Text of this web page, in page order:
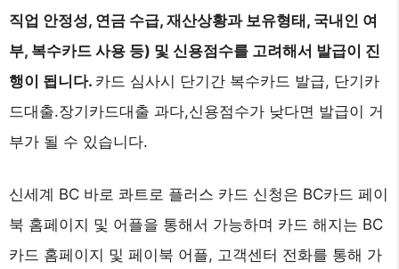
직업 안정성, 연금 수급, 재산상황과 보유형태, 국내인 여
부, 복수카드 사용 등) 및 신용점수를 고려해서 발급이 진
행이 됩니다. 카드 심사시 단기간 복수카드 발급, 단기카
드대출.장기카드대출 과다,신용점수가 낮다면 발급이 거
부가 될 수 있습니다.
신세계 BC 바로 콰트로 플러스 카드 신청은 BC카드 페이
북 홈페이지 및 어플을 통해서 가능하며 카드 해지는 BC
카드 홈페이지 및 페이북 어플, 고객센터 전화를 통해 가